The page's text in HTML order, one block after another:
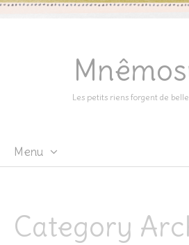
Les petits riens forgent de
Menu
Category